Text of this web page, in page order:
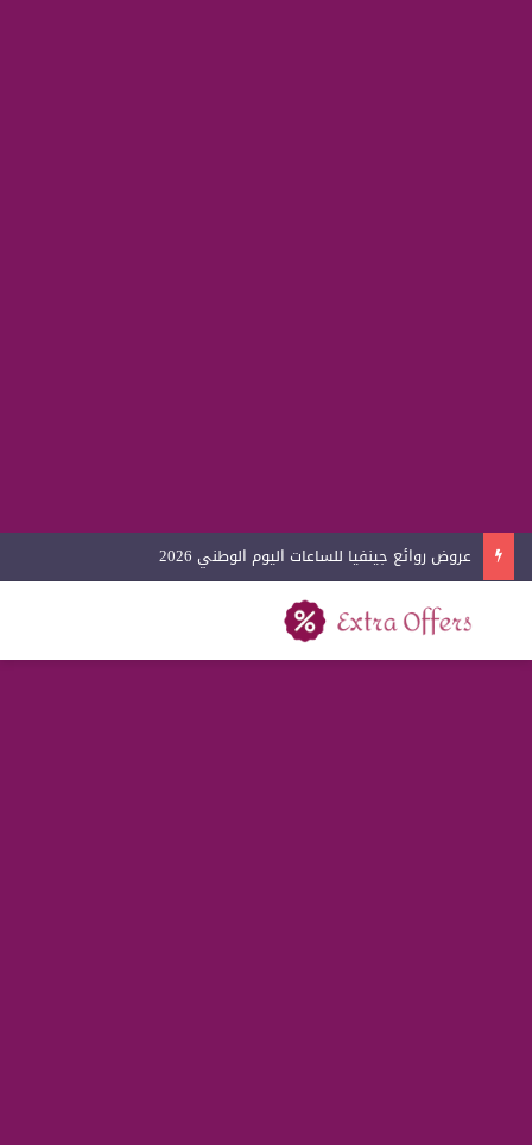
عروض روائع جينفيا للساعات اليوم الوطني 2026
بحث عن